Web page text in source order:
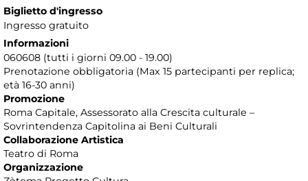
Biglietto d'ingresso
Ingresso gratuito
Informazioni
060608 (tutti i giorni 09.00 - 19.00)
Prenotazione obbligatoria (Max 15 partecipanti per replica;
età 16-30 anni)
Promozione
Roma Capitale, Assessorato alla Crescita culturale –
Sovrintendenza Capitolina ai Beni Culturali
Collaborazione Artistica
Teatro di Roma
Organizzazione